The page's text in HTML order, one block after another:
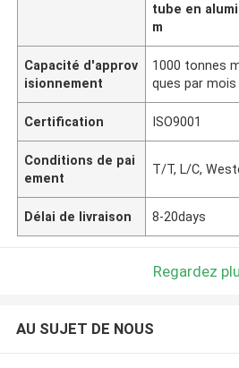
tube en
m
Capacité d'approv
isionnement
1000 tonnes
ques par mois
Certification ISO9001
Conditions de pai
ement
T/T, L/C,
Délai de livraison 8-20days
Regardez
AU SUJET DE NOUS